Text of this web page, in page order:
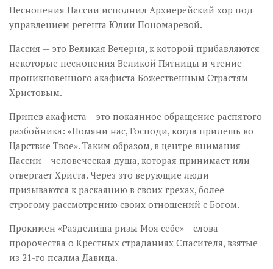
Песнопения Пассии исполнил Архиерейский хор под
управлением регента Юлии Пономаревой.
Пассия — это Великая Вечерня, к которой прибавляются
некоторые песнопения Великой Пятницы и чтение
проникновенного акафиста Божественным Страстям
Христовым.
Припев акафиста – это покаянное обращение распятого
разбойника: «Помяни нас, Господи, когда придешь во
Царствие Твое». Таким образом, в центре внимания
Пассии – человеческая душа, которая принимает или
отвергает Христа. Через это верующие люди
призываются к раскаянию в своих грехах, более
строгому рассмотрению своих отношений с Богом.
Прокимен «Разделиша ризы Моя себе» – слова
пророчества о Крестных страданиях Спасителя, взятые
из 21-го псалма Давида.